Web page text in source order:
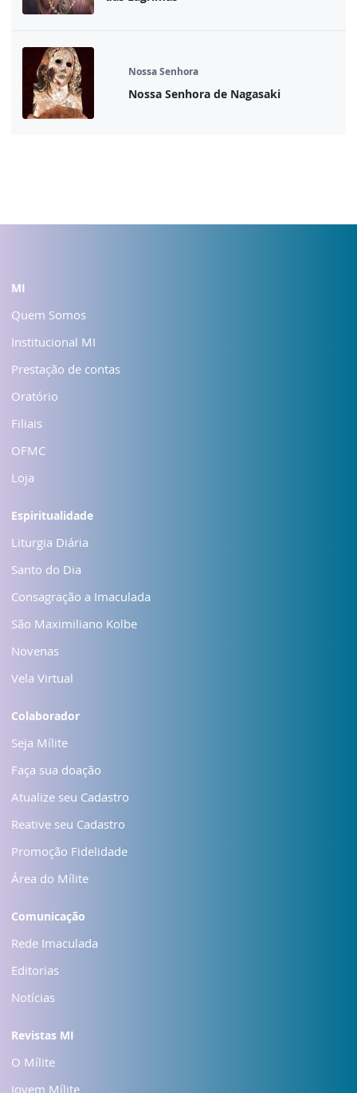
Nossa Senhora
Nossa Senhora de Nagasaki
MI
Quem Somos
Institucional MI
Prestação de contas
Oratório
Filiais
OFMC
Loja
Espiritualidade
Liturgia Diária
Santo do Dia
Consagração a Imaculada
São Maximiliano Kolbe
Novenas
Vela Virtual
Colaborador
Seja Mílite
Faça sua doação
Atualize seu Cadastro
Reative seu Cadastro
Promoção Fidelidade
Área do Mílite
Comunicação
Rede Imaculada
Editorias
Notícias
Revistas MI
O Mílite
Jovem Mílite